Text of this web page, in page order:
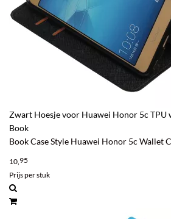
Zwart Hoesje voor Huawei Honor 5c TPU
Book
Book Case Style Huawei Honor 5c Wallet
10,95
Prijs per stuk